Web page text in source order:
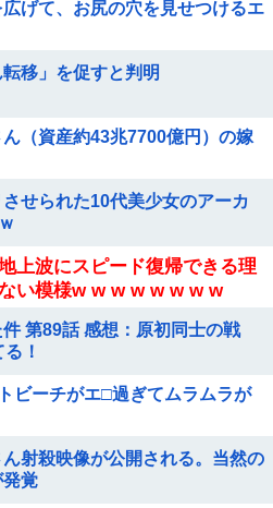
げて、お尻の穴を見せつけるエ
移」を促すと判明
ん（資産約43兆7700億円）の嫁
せられた10代美少女のアーカ
上波にスピード復帰できる理
い模様w w w w w w w w
第89話 感想：原初同士の戦
！
ビーチがエ□過ぎてムラムラが
ん射殺映像が公開される。当然の
発覚